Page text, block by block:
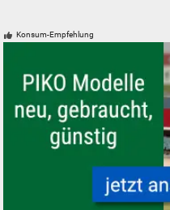
Konsum-Empfehlung